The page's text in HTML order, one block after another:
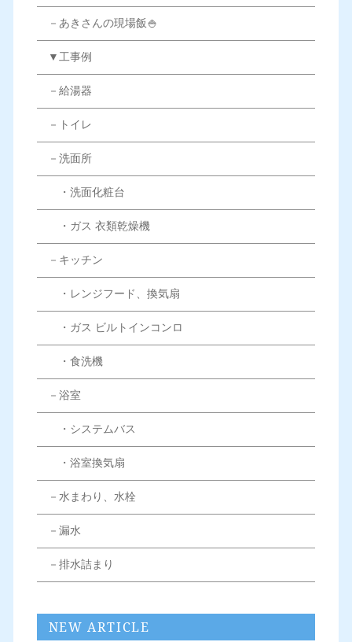
－あきさんの現場飯🍚
▼工事例
－給湯器
－トイレ
－洗面所
・洗面化粧台
・ガス 衣類乾燥機
－キッチン
・レンジフード、換気扇
・ガス ビルトインコンロ
・食洗機
－浴室
・システムバス
・浴室換気扇
－水まわり、水栓
－漏水
－排水詰まり
NEW ARTICLE